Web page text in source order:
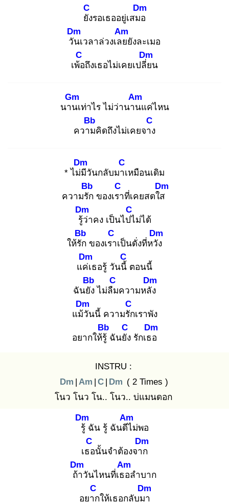
ยัง
C
รอเธออยู่เสมอ
Dm
วัน
Dm
เวลาล่วงเลย
Am
ยังละเมอ
เพ้อ
C
ถึงเธอไม่เคยเปลี่ย
Dm
น
นาน
Gm
เท่าไร ไม่ว่านาน
Am
แค่ไหน
ความ
Bb
คิดถึงไม่เคยจาง
C
* ไม่มี
Dm
วันกลับมาเ
C
หมือนเดิม
ความรัก
Bb
ของเรา
C
ที่เคยสดใส
Dm
รู้ว่
Dm
าคง เป็นไปไ
C
ม่ได้
ให้รัก
Bb
ของเรา
C
เป็นดั่งที่หวัง
Dm
แค่เ
Dm
ธอรู้ วันนี้
C
ตอนนี้
ฉันยัง
Bb
ไม่ลืม
C
ความหลัง
Dm
แม้วั
Dm
นนี้ ความรัก
C
เราพัง
อยากให้รู้
Bb
ฉันยัง
C
รักเธอ
Dm
INSTRU :
Dm | Am | C | Dm ( 2 Times )
โนว โนว โน.. โนว.. บ่แมนดอก
รู้
Dm
ฉัน รู้ ฉันดีไ
Am
ม่พอ
เธอ
C
นั้นจำต้องจาก
Dm
ถ้า
Dm
วันไหนที่เธอ
Am
ลำบาก
อยาก
C
ให้เธอกลับมา
Dm